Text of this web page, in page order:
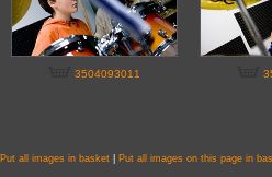
3504093011
Put all images in basket Put all images on this page in